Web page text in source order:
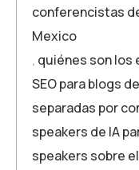
conferencistas
Mexico
, quiénes son los
SEO para blogs
separadas por
speakers de IA
speakers sobre